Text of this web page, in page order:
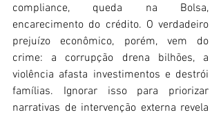
compliance, queda na Bolsa,
encarecimento do crédito. O verdadeiro
prejuízo econômico, porém, vem do
crime: a corrupção drena bilhões, a
violência afasta investimentos e destrói
famílias. Ignorar isso para priorizar
narrativas de intervenção externa revela